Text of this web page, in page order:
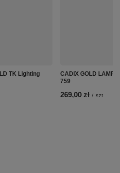
TK Lighting
CADIX GOLD
759
269,00 zł / szt.